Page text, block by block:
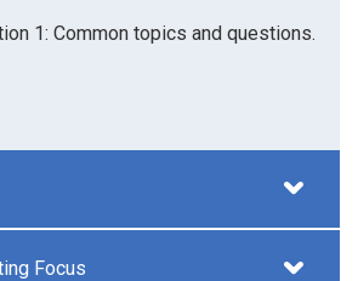
1: Common topics and questions.
Focus